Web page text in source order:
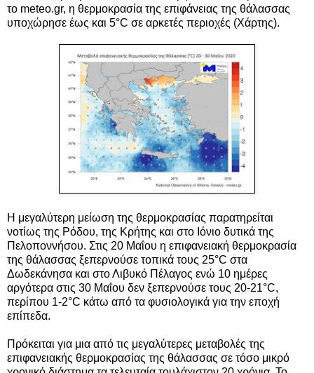
το meteo.gr, η θερμοκρασία της επιφάνειας της θάλασσας
υποχώρησε έως και 5°C σε αρκετές περιοχές (Χάρτης).
Η μεγαλύτερη μείωση της θερμοκρασίας παρατηρείται
νοτίως της Ρόδου, της Κρήτης και στο Ιόνιο δυτικά της
Πελοποννήσου. Στις 20 Μαΐου η επιφανειακή θερμοκρασία
της θάλασσας ξεπερνούσε τοπικά τους 25°C στα
Δωδεκάνησα και στο Λιβυκό Πέλαγος ενώ 10 ημέρες
αργότερα στις 30 Μαΐου δεν ξεπερνούσε τους 20-21°C,
περίπου 1-2°C κάτω από τα φυσιολογικά για την εποχή
επίπεδα.
Πρόκειται για μια από τις μεγαλύτερες μεταβολές της
επιφανειακής θερμοκρασίας της θάλασσας σε τόσο μικρό